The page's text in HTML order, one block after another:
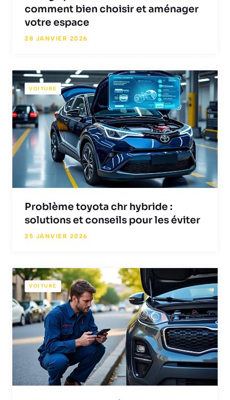
comment bien choisir et aménager
votre espace
28 JANVIER 2026
VOITURE
Problème toyota chr hybride :
solutions et conseils pour les éviter
25 JANVIER 2026
VOITURE